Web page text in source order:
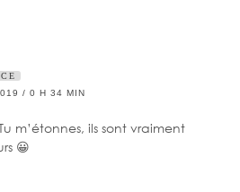
/ 0 H 34 MIN
m’étonnes, ils sont vraiment
😀